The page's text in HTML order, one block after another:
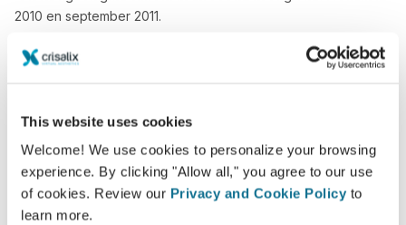
This website uses cookies
Welcome! We use cookies to personalize your browsing
experience. By clicking "Allow all," you agree to our use
of cookies. Review our Privacy and Cookie Policy to
learn more.
2010 en september 2011.